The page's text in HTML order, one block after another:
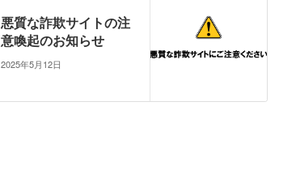
悪質な詐欺サイトの注
意喚起のお知らせ
2025年5月12日